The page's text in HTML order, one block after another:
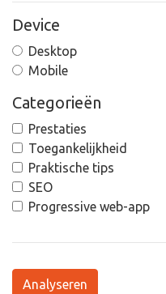
Device
Desktop
Mobile
Categorieën
Prestaties
Toegankelijkheid
Praktische tips
SEO
Progressive web-app
Analyseren